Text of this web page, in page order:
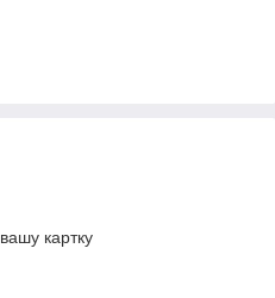
картку